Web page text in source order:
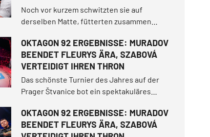
Noch vor kurzem schwitzten sie auf
derselben Matte, fütterten zusammen
Freunde. Jetzt treffen sie im Käfig
aufeinander. Karlos „Terminator“ Vémola riss
sich im vergangenen Juni die Jahrhundert-
Trilogie unter den Nagel.
OKTAGON 92 ERGEBNISSE: MURADOV
BEENDET FLEURYS ÄRA, SZABOVÁ
VERTEIDIGT IHREN THRON
Das schönste Turnier des Jahres auf der
Prager Štvanice bot ein spektakuläres
Sommernacht sorgte Makhmud Muradov für
einen historischen Moment.
OKTAGON 92 ERGEBNISSE: MURADOV
BEENDET FLEURYS ÄRA, SZABOVÁ